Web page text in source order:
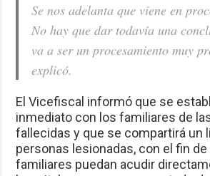
Se nos adelanta que viene en
No hay que dar todavía una
va a ser un procesamiento muy
explicó.
El Vicefiscal informó que se
inmediato con los familiares de
fallecidas y que se compartirá un
personas lesionadas, con el fin
familiares puedan acudir